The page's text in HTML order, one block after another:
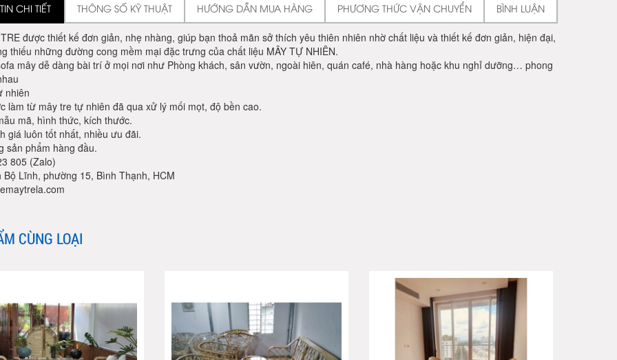
CHI TIẾT THÔNG SỐ KỸ THUẬT HƯỚNG DẪN MUA HÀNG PHƯƠNG THỨC VẬN CHUYỂN BÌNH LUẬN
được thiết kế đơn giản, nhẹ nhàng, giúp bạn thoả mãn sở thích yêu thiên nhiên nhờ chất liệu và thiết kế đơn giản, hiện đại,
thiếu những đường cong mềm mại đặc trưng của chất liệu MÂY TỰ NHIÊN.️
mây dễ dàng bài trí ở mọi nơi như Phòng khách, sân vườn, ngoài hiên, quán café, nhà hàng hoặc khu nghỉ dưỡng… phong
nhiên
làm từ mây tre tự nhiên đã qua xử lý mối mọt, độ bền cao.
mã, hình thức, kích thước.
giá luôn tốt nhất, nhiều ưu đãi.
sản phẩm hàng đầu.
805 (Zalo)
Lĩnh, phường 15, Bình Thạnh, HCM
CÙNG LOẠI